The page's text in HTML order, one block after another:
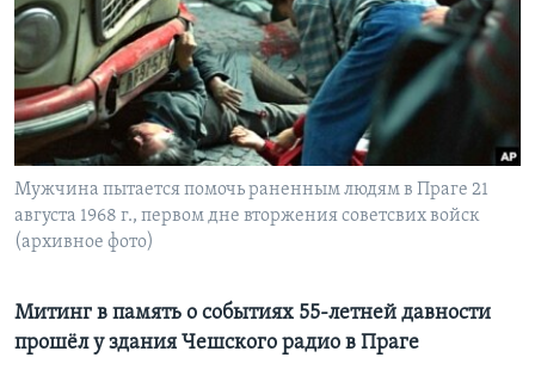
Learning English
СОЦИАЛЬНЫЕ СЕТИ
Языки
Мужчина пытается помочь раненным людям в Праге 21
августа 1968 г., первом дне вторжения советсвих войск
(архивное фото)
Митинг в память о событиях 55-летней давности
прошёл у здания Чешского радио в Праге